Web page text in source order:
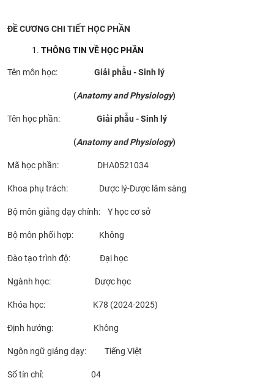
HTQT
CỰU NGƯỜI HỌC
ĐỀ CƯƠNG CHI TIẾT HỌC PHẦN
THÔNG TIN VỀ HỌC PHẦN
Tên môn học: Giải phẫu - Sinh lý
(Anatomy and Physiology)
Tên học phần: Giải phẫu - Sinh lý
(Anatomy and Physiology)
Mã học phần: DHA0521034
Khoa phụ trách: Dược lý-Dược lâm sàng
Bộ môn giảng dạy chính: Y học cơ sở
Bộ môn phối hợp: Không
Đào tạo trình độ: Đại học
Ngành học: Dược học
Khóa học: K78 (2024-2025)
Định hướng: Không
Ngôn ngữ giảng dạy: Tiếng Việt
Số tín chỉ: 04